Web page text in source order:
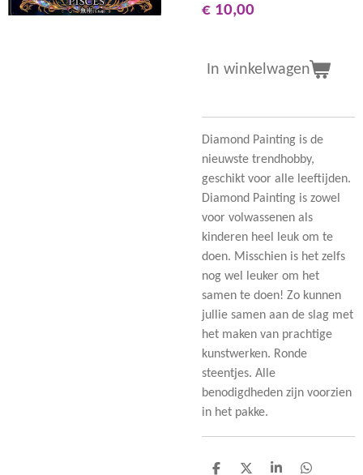
€ 10,00
In winkelwagen
Diamond Painting is de
nieuwste trendhobby,
geschikt voor alle leeftijden.
Diamond Painting is zowel
voor volwassenen als
kinderen heel leuk om te
doen. Misschien is het zelfs
nog wel leuker om het
samen te doen! Zo kunnen
jullie samen aan de slag met
het maken van prachtige
kunstwerken. Ronde
steentjes. Alle
benodigdheden zijn voorzien
in het pakke.